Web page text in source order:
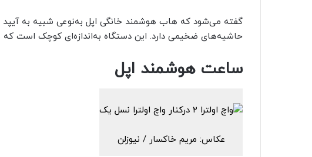
حاشیه‌های ضخیمی دارد. این دستگاه به‌اندازه‌ای کوچک است که
ساعت‌ هوشمند اپل
عکاس: مریم خاکسار / نیوزلن